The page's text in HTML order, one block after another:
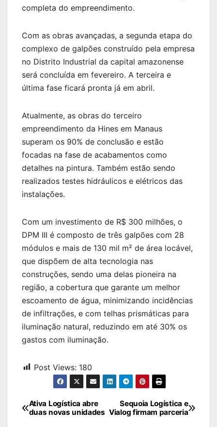
completa do empreendimento.
Com as obras avançadas, a segunda etapa do
complexo de galpões construído pela empresa
no Distrito Industrial da capital amazonense
será concluída em fevereiro. A terceira e
última fase ficará pronta já em abril.
Atualmente, as obras do terceiro
empreendimento da Hines em Manaus
superam os 90% de conclusão e estão
focadas na fase de acabamentos como
detalhes na pintura. Também estão sendo
realizados testes hidráulicos e elétricos das
instalações.
Com um investimento de R$ 300 milhões, o
DPM III é composto de três galpões com 28
módulos e mais de 130 mil m² de área locável,
que dispõem de alta tecnologia nas
construções, sendo uma delas pioneira na
região, a cobertura que garante um melhor
escoamento de água, minimizando incidências
de infiltrações, e com telhas prismáticas para
iluminação natural, reduzindo em até 30% os
gastos com iluminação.
Post Views: 180
Navegação
Sequoia Logística e
Vialog firmam parceria
Ativa Logística abre
duas novas unidades